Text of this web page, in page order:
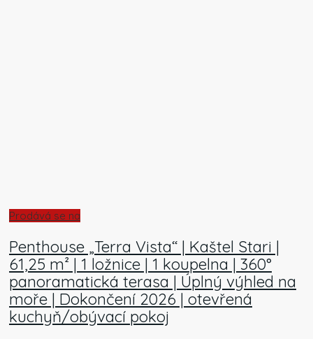
Prodává se na
Penthouse „Terra Vista“ | Kaštel Stari |
61,25 m² | 1 ložnice | 1 koupelna | 360°
panoramatická terasa | Úplný výhled na
moře | Dokončení 2026 | otevřená
kuchyň/obývací pokoj